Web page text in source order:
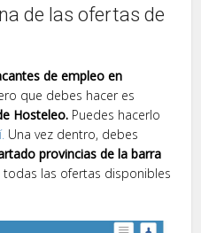
de las ofertas de
de empleo en
que debes hacer es
Hosteleo. Puedes hacerlo
Una vez dentro, debes
provincias de la barra
todas las ofertas disponibles